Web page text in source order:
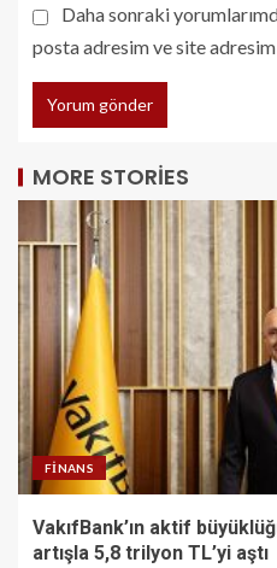
Daha sonraki
posta adresim ve site
MORE STORIES
FINANS
VakıfBank’ın aktif
artışla 5,8 trilyon TL’yi aştı